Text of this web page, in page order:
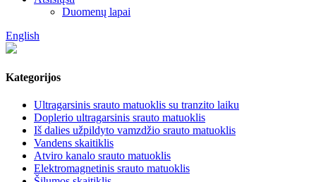
Duomenų lapai
English
Kategorijos
Ultragarsinis srauto matuoklis su tranzito laiku
Doplerio ultragarsinis srauto matuoklis
Iš dalies užpildyto vamzdžio srauto matuoklis
Vandens skaitiklis
Atviro kanalo srauto matuoklis
Elektromagnetinis srauto matuoklis